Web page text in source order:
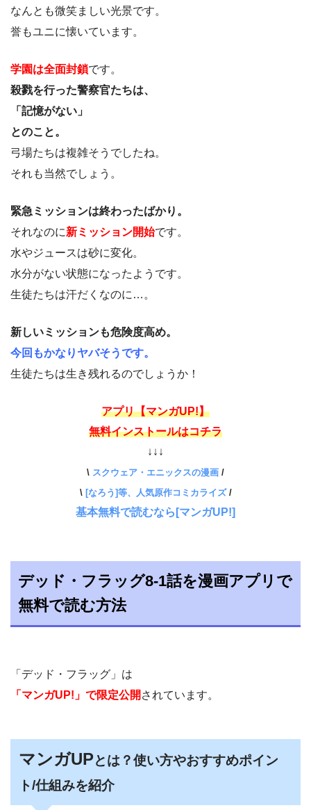
なんとも微笑ましい光景です。
誉もユニに懐いています。
学園は全面封鎖です。
殺戮を行った警察官たちは、
「記憶がない」
とのこと。
弓場たちは複雑そうでしたね。
それも当然でしょう。
緊急ミッションは終わったばかり。
それなのに新ミッション開始です。
水やジュースは砂に変化。
水分がない状態になったようです。
生徒たちは汗だくなのに…。
新しいミッションも危険度高め。
今回もかなりヤバそうです。
生徒たちは生き残れるのでしょうか！
アプリ【マンガUP!】
無料インストールはコチラ
↓↓↓
\ スクウェア・エニックスの漫画 /
\ [なろう]等、人気原作コミカライズ/
基本無料で読むなら[マンガUP!]
デッド・フラッグ8-1話を漫画アプリで
無料で読む方法
「デッド・フラッグ」は
「マンガUP!」で限定公開 されています。
マンガUPとは？使い方やおすすめポイン
ト/仕組みを紹介